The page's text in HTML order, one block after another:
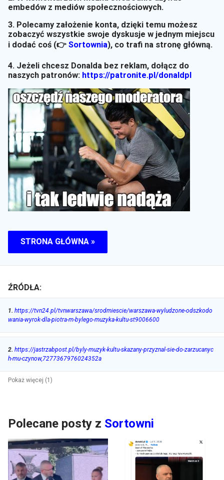
embedów z mediów społecznościowych.
3. Polecamy założenie konta, dzięki temu możesz
zobaczyć wszystkie swoje dyskusje w jednym miejscu
i dodać coś (👉 Sortownia), co trafi na stronę główną.
4. Jeżeli chcesz Donalda bez reklam, dołącz do
naszych patronów: https://patronite.pl/donaldpl
STRONA GŁÓWNA »
ŹRÓDŁA:
1. https://tvn24.pl/tvnwarszawa/srodmiescie/warszawa-wyludzone-odszkodo
wania-wyrok-dla-piotra-m-bylego-muzyka-kultu-st9006600
2. https://jastrzabpost.pl/byly-muzyk-kultu-skazany-przyznal-sie-do-zarzucanyc
h-mu-czynow,7277367976024352a
Pokaż więcej (1)
Polecane posty z Sortowni